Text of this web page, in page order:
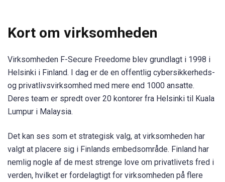
Kort om virksomheden
Virksomheden F-Secure Freedome blev grundlagt i 1998 i
Helsinki i Finland. I dag er de en offentlig cybersikkerheds-
og privatlivsvirksomhed med mere end 1000 ansatte.
Deres team er spredt over 20 kontorer fra Helsinki til Kuala
Lumpur i Malaysia.
Det kan ses som et strategisk valg, at virksomheden har
valgt at placere sig i Finlands embedsområde. Finland har
nemlig nogle af de mest strenge love om privatlivets fred i
verden, hvilket er fordelagtigt for virksomheden på flere